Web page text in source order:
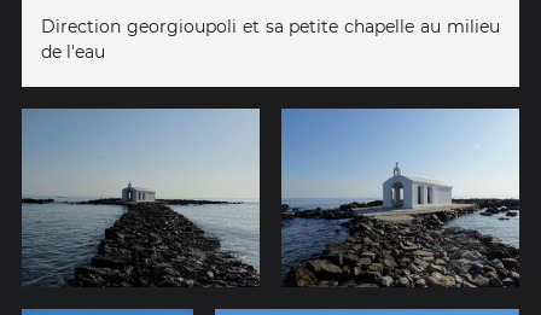
Direction georgioupoli et sa petite chapelle au milieu
de l'eau